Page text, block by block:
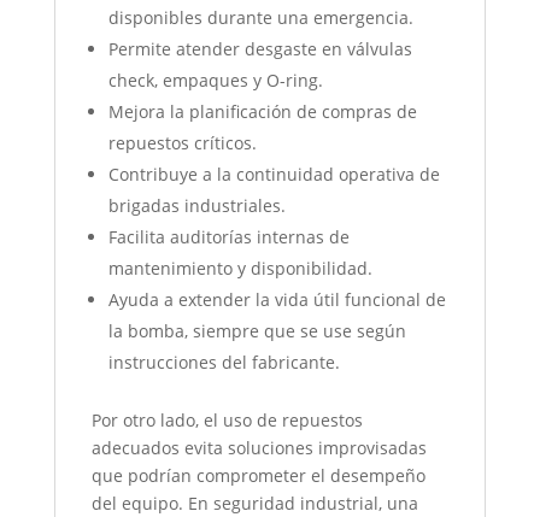
disponibles durante una emergencia.
Permite atender desgaste en válvulas
check, empaques y O-ring.
Mejora la planificación de compras de
repuestos críticos.
Contribuye a la continuidad operativa de
brigadas industriales.
Facilita auditorías internas de
mantenimiento y disponibilidad.
Ayuda a extender la vida útil funcional de
la bomba, siempre que se use según
instrucciones del fabricante.
Por otro lado, el uso de repuestos
adecuados evita soluciones improvisadas
que podrían comprometer el desempeño
del equipo. En seguridad industrial, una